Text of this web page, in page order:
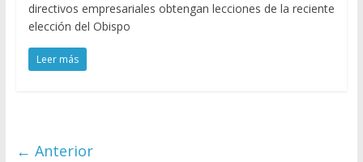
directivos empresariales obtengan lecciones de la reciente
elección del Obispo
Leer más
← Anterior